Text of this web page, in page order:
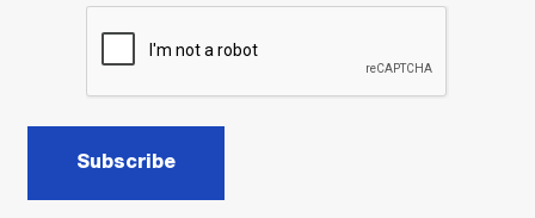
Subscribe